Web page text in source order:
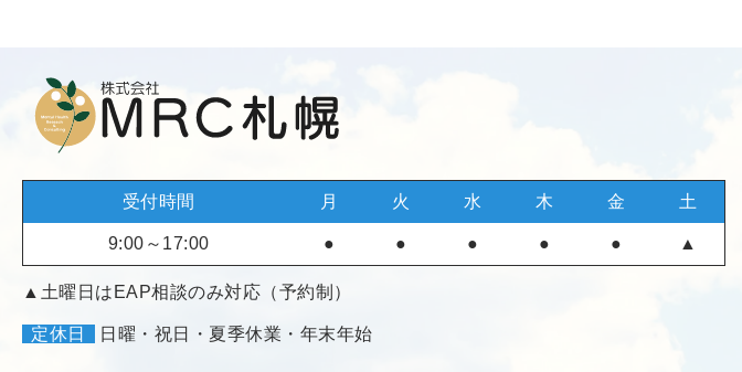
受付時間 月 火 水 木 金 土
9:00～17:00 ● ● ● ● ● ▲
▲土曜日はEAP相談のみ対応（予約制）
定休日 日曜・祝日・夏季休業・年末年始